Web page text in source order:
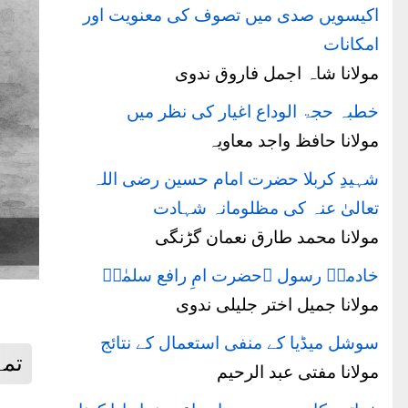
اکیسویں صدی میں تصوف کی معنویت اور
امکانات
مولانا شاہ اجمل فاروق ندوی
خطبہ حجۃ الوداع اغیار کی نظر میں
مولانا حافظ واجد معاویہ
شہیدِ کربلا حضرت امام حسین رضی اللہ
تعالیٰ عنہ کی مظلومانہ شہادت
مولانا محمد طارق نعمان گڑنگی
خادمۂ رسول ؐحضرت امِ رافع سلمٰیؓ
مولانا جمیل اختر جلیلی ندوی
سوشل میڈیا کے منفی استعمال کے نتائج
مولانا مفتی عبد الرحیم